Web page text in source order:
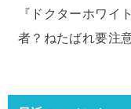
『ドクターホワイ
者？ねたばれ要注